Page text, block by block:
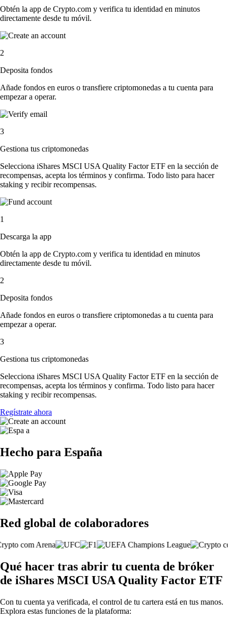
Obtén la app de Crypto.com y verifica tu identidad en minutos
directamente desde tu móvil.
2
Deposita fondos
Añade fondos en euros o transfiere criptomonedas a tu cuenta para
empezar a operar.
3
Gestiona tus criptomonedas
Selecciona iShares MSCI USA Quality Factor ETF en la sección de
recompensas, acepta los términos y confirma. Todo listo para hacer
staking y recibir recompensas.
1
Descarga la app
Obtén la app de Crypto.com y verifica tu identidad en minutos
directamente desde tu móvil.
2
Deposita fondos
Añade fondos en euros o transfiere criptomonedas a tu cuenta para
empezar a operar.
3
Gestiona tus criptomonedas
Selecciona iShares MSCI USA Quality Factor ETF en la sección de
recompensas, acepta los términos y confirma. Todo listo para hacer
staking y recibir recompensas.
Regístrate ahora
Hecho para España
Red global de colaboradores
Qué hacer tras abrir tu cuenta de bróker
de iShares MSCI USA Quality Factor ETF
Con tu cuenta ya verificada, el control de tu cartera está en tus manos.
Explora estas funciones de la plataforma: